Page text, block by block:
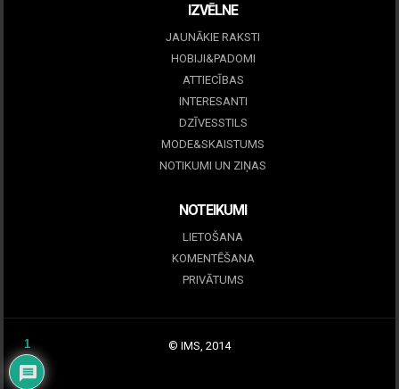
IZVĒLNE
JAUNĀKIE RAKSTI
HOBIJI&PADOMI
ATTIECĪBAS
INTERESANTI
DZĪVESSTILS
MODE&SKAISTUMS
NOTIKUMI UN ZIŅAS
NOTEIKUMI
LIETOŠANA
KOMENTĒŠANA
PRIVĀTUMS
© IMS, 2014
1